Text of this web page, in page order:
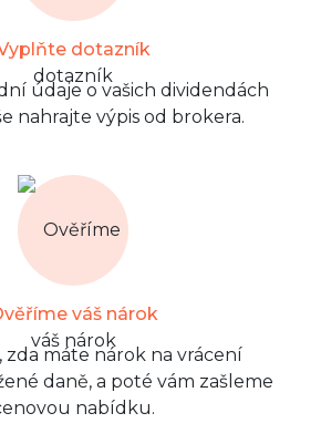
dotazník
údaje o vašich dividendách
nahrajte výpis od brokera.
váš nárok
zda máte nárok na vrácení
daně, a poté vám zašleme
nabídku.